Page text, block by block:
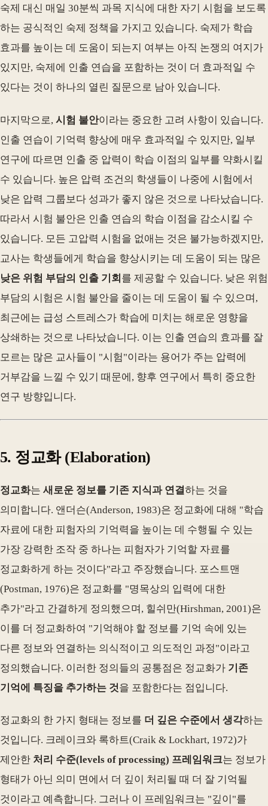
숙제 대신 매일 30분씩 과목 지식에 대한 자기 시험을 보도록
하는 공식적인 숙제 정책을 가지고 있습니다. 숙제가 학습
효과를 높이는 데 도움이 되는지 여부는 아직 논쟁의 여지가
있지만, 숙제에 인출 연습을 포함하는 것이 더 효과적일 수
있다는 것이 하나의 열린 질문으로 남아 있습니다.
마지막으로, 시험 불안이라는 중요한 고려 사항이 있습니다.
인출 연습이 기억력 향상에 매우 효과적일 수 있지만, 일부
연구에 따르면 인출 중 압력이 학습 이점의 일부를 약화시킬
수 있습니다. 높은 압력 조건의 학생들이 나중에 시험에서
낮은 압력 그룹보다 성과가 좋지 않은 것으로 나타났습니다.
따라서 시험 불안은 인출 연습의 학습 이점을 감소시킬 수
있습니다. 모든 고압력 시험을 없애는 것은 불가능하겠지만,
교사는 학생들에게 학습을 향상시키는 데 도움이 되는 많은
낮은 위험 부담의 인출 기회 를 제공할 수 있습니다. 낮은 위험
부담의 시험은 시험 불안을 줄이는 데 도움이 될 수 있으며,
최근에는 급성 스트레스가 학습에 미치는 해로운 영향을
상쇄하는 것으로 나타났습니다. 이는 인출 연습의 효과를 잘
모르는 많은 교사들이 "시험"이라는 용어가 주는 압력에
거부감을 느낄 수 있기 때문에, 향후 연구에서 특히 중요한
연구 방향입니다.
5. 정교화 (Elaboration)
정교화는 새로운 정보를 기존 지식과 연결 하는 것을
의미합니다. 앤더슨(Anderson, 1983)은 정교화에 대해 "학습
자료에 대한 피험자의 기억력을 높이는 데 수행될 수 있는
가장 강력한 조작 중 하나는 피험자가 기억할 자료를
정교화하게 하는 것이다"라고 주장했습니다. 포스트맨
(Postman, 1976)은 정교화를 "명목상의 입력에 대한
추가"라고 간결하게 정의했으며, 힐쉬만(Hirshman, 2001)은
이를 더 정교화하여 "기억해야 할 정보를 기억 속에 있는
다른 정보와 연결하는 의식적이고 의도적인 과정"이라고
정의했습니다. 이러한 정의들의 공통점은 정교화가 기존
기억에 특징을 추가하는 것을 포함한다는 점입니다.
정교화의 한 가지 형태는 정보를 더 깊은 수준에서 생각하는
것입니다. 크레이크와 록하트(Craik & Lockhart, 1972)가
제안한 처리 수준(levels of processing) 프레임워크는 정보가
형태가 아닌 의미 면에서 더 깊이 처리될 때 더 잘 기억될
것이라고 예측합니다. 그러나 이 프레임워크는 "깊이"를